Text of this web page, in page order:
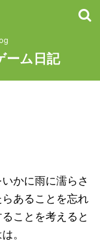
ーム日記
かに雨に濡らさ
あることを忘れ
ことを考えると
。